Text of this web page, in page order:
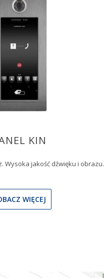
KIN
Wysoka jakość dźwięku i obrazu.
WIĘCEJ